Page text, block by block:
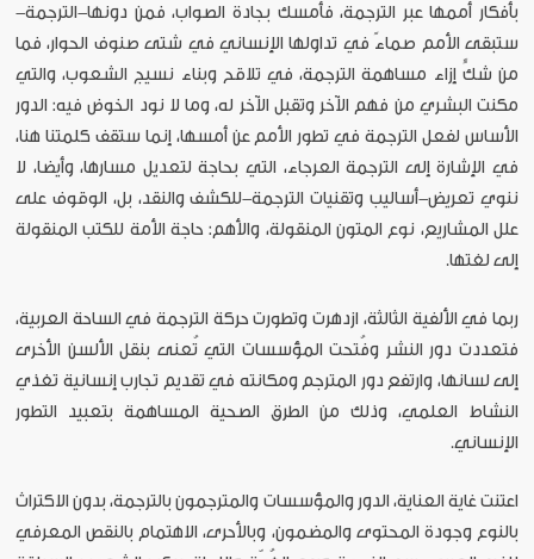
بأفكار أممها عبر الترجمة، فأمسك بجادة الصواب، فمن دونها-الترجمة-
ستبقى الأمم صماءً في تداولها الإنساني في شتى صنوف الحوار، فما
من شكٍّ إزاء مساهمة الترجمة، في تلاقح وبناء نسيج الشعوب، والتي
مكنت البشري من فهم الآخر وتقبل الآخر له، وما لا نود الخوض فيه: الدور
الأساس لفعل الترجمة في تطور الأمم عن أمسها، إنما ستقف كلمتنا هنا،
في الإشارة إلى الترجمة العرجاء، التي بحاجة لتعديل مسارها، وأيضا، لا
ننوي تعريض-أساليب وتقنيات الترجمة-للكشف والنقد، بل، الوقوف على
علل المشاريع، نوع المتون المنقولة، والأهم: حاجة الأمة للكتب المنقولة
إلى لغتها.
ربما في الألفية الثالثة، ازدهرت وتطورت حركة الترجمة في الساحة العربية،
فتعددت دور النشر وفُتحت المؤسسات التي تُعنى بنقل الألسن الأخرى
إلى لسانها، وارتفع دور المترجم ومكانته في تقديم تجارب إنسانية تغذي
النشاط العلمي، وذلك من الطرق الصحية المساهمة بتعبيد التطور
الإنساني.
اعتنت غاية العناية، الدور والمؤسسات والمترجمون بالترجمة، بدون الاكتراث
بالنوع وجودة المحتوى والمضمون، وبالأحرى، الاهتمام بالنقص المعرفي